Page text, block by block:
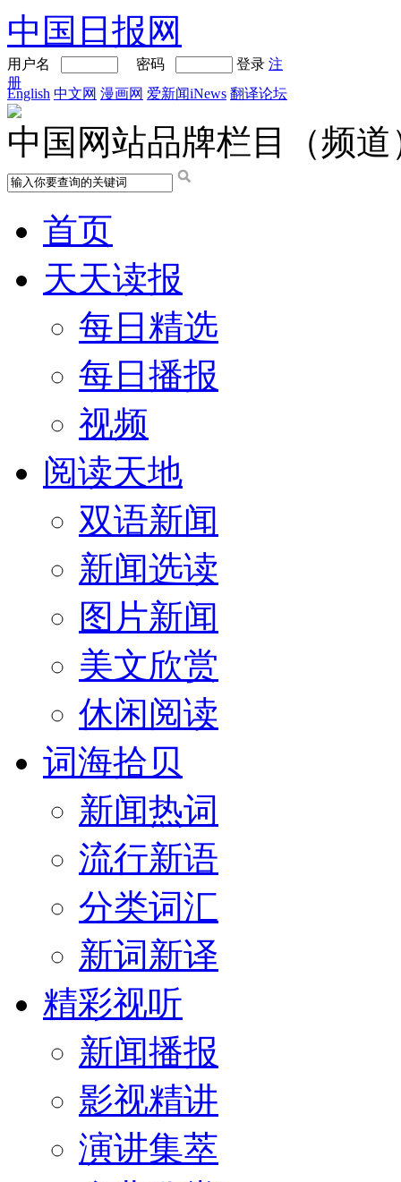
中国日报网
用户名 密码 登录 注
册
English 中文网 漫画网 爱新闻iNews 翻译论坛
中国网站品牌栏目（频道
首页
天天读报
每日精选
每日播报
视频
阅读天地
双语新闻
新闻选读
图片新闻
美文欣赏
休闲阅读
词海拾贝
新闻热词
流行新语
分类词汇
新词新译
精彩视听
新闻播报
影视精讲
演讲集萃